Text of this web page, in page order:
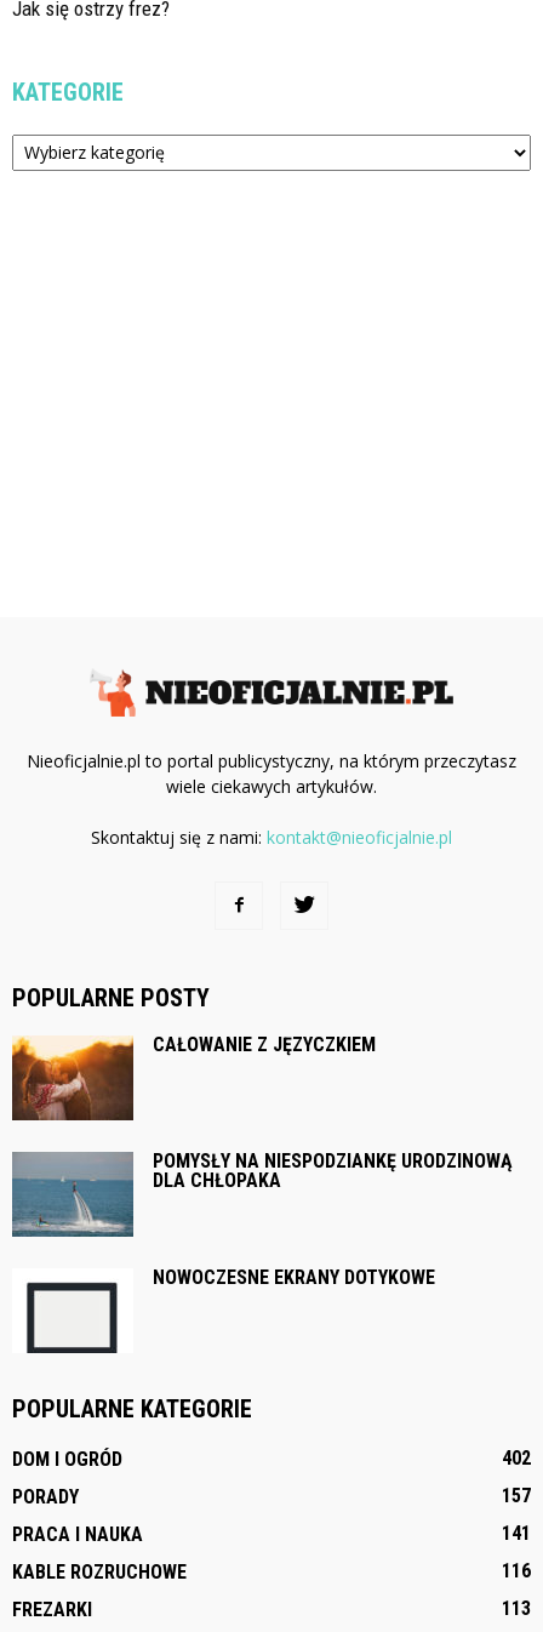
Jak się ostrzy frez?
KATEGORIE
Kategorie
Nieoficjalnie.pl to portal publicystyczny, na którym przeczytasz
wiele ciekawych artykułów.
Skontaktuj się z nami: kontakt@nieoficjalnie.pl
POPULARNE POSTY
CAŁOWANIE Z JĘZYCZKIEM
POMYSŁY NA NIESPODZIANKĘ URODZINOWĄ
DLA CHŁOPAKA
NOWOCZESNE EKRANY DOTYKOWE
POPULARNE KATEGORIE
DOM I OGRÓD
402
PORADY
157
PRACA I NAUKA
141
KABLE ROZRUCHOWE
116
FREZARKI
113